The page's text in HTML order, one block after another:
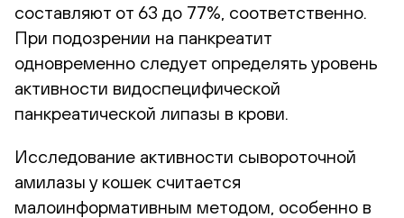
составляют от 63 до 77%, соответственно.
При подозрении на панкреатит
одновременно следует определять уровень
активности видоспецифической
панкреатической липазы в крови.
Исследование активности сывороточной
амилазы у кошек считается
малоинформативным методом, особенно в